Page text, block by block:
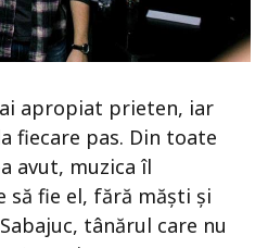
apropiat prieten, iar
fiecare pas. Din toate
avut, muzica îl
să fie el, fără măști și
tânărul care nu